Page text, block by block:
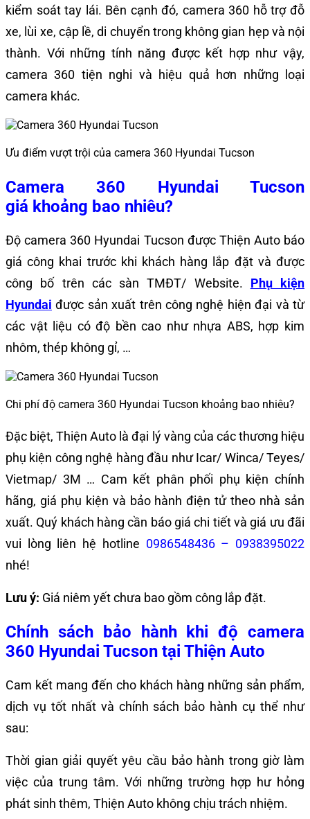
kiểm soát tay lái. Bên cạnh đó, camera 360 hỗ trợ đỗ
xe, lùi xe, cập lề, di chuyển trong không gian hẹp và nội
thành. Với những tính năng được kết hợp như vậy,
camera 360 tiện nghi và hiệu quả hơn những loại
camera khác.
Ưu điểm vượt trội của camera 360 Hyundai Tucson
Camera 360 Hyundai Tucson
giá khoảng bao nhiêu?
Độ camera 360 Hyundai Tucson được Thiện Auto báo
giá công khai trước khi khách hàng lắp đặt và được
công bố trên các sàn TMĐT/ Website. Phụ kiện
Hyundai được sản xuất trên công nghệ hiện đại và từ
các vật liệu có độ bền cao như nhựa ABS, hợp kim
nhôm, thép không gỉ, …
Chi phí độ camera 360 Hyundai Tucson khoảng bao nhiêu?
Đặc biệt, Thiện Auto là đại lý vàng của các thương hiệu
phụ kiện công nghệ hàng đầu như Icar/ Winca/ Teyes/
Vietmap/ 3M … Cam kết phân phối phụ kiện chính
hãng, giá phụ kiện và bảo hành điện tử theo nhà sản
xuất. Quý khách hàng cần báo giá chi tiết và giá ưu đãi
vui lòng liên hệ hotline 0986548436 – 0938395022
nhé!
Lưu ý: Giá niêm yết chưa bao gồm công lắp đặt.
Chính sách bảo hành khi độ camera
360 Hyundai Tucson tại Thiện Auto
Cam kết mang đến cho khách hàng những sản phẩm,
dịch vụ tốt nhất và chính sách bảo hành cụ thể như
sau:
Thời gian giải quyết yêu cầu bảo hành trong giờ làm
việc của trung tâm. Với những trường hợp hư hỏng
phát sinh thêm, Thiện Auto không chịu trách nhiệm.